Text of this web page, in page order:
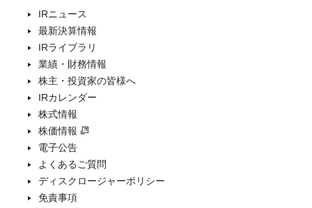
IRニュース
最新決算情報
IRライブラリ
業績・財務情報
株主・投資家の皆様へ
IRカレンダー
株式情報
株価情報
電子公告
よくあるご質問
ディスクロージャーポリシー
免責事項